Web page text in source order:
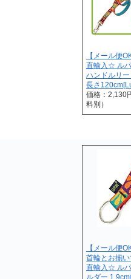
【メール便
直輸入☆ ル
ハンドルリ
長さ
価格：2,130
料別）
【メール便
首輪とお揃
直輸入☆ ル
ルダー